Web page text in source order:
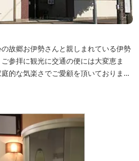
故郷お伊勢さんと親しまれている伊勢
参拝に観光に交通の便には大変恵ま
的な気楽さでご愛顧を頂いておりま